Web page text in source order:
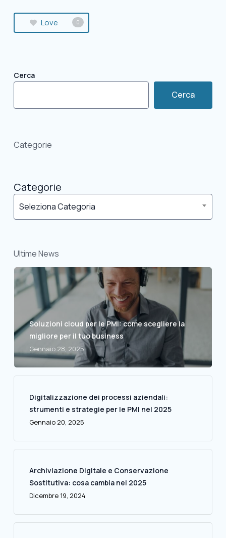
Love 0
Cerca
Cerca
Categorie
Categorie
Seleziona Categoria
Ultime News
Soluzioni cloud per le PMI: come scegliere la
migliore per il tuo business
Gennaio 28, 2025
Digitalizzazione dei processi aziendali:
strumenti e strategie per le PMI nel 2025
Gennaio 20, 2025
Archiviazione Digitale e Conservazione
Sostitutiva: cosa cambia nel 2025
Dicembre 19, 2024